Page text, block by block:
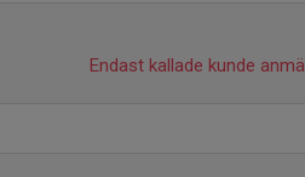
Endast kallade kunde